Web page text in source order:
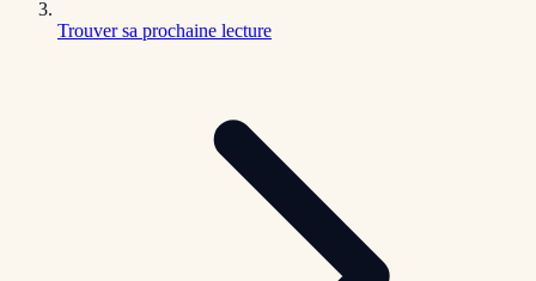
Trouver sa prochaine lecture